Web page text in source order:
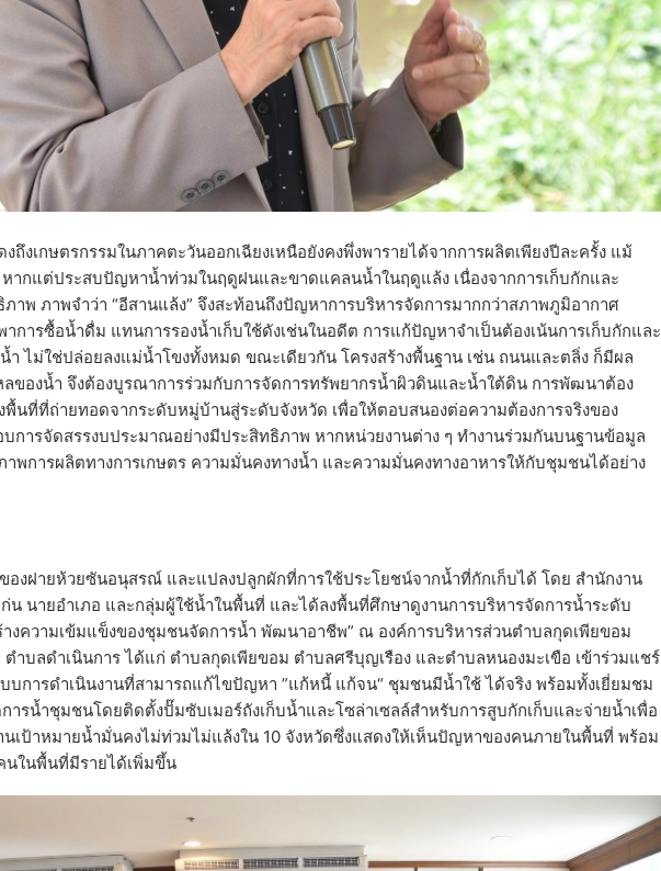
ถึงเกษตรกรรมในภาคตะวันออกเฉียงเหนือยังคงพึ่งพารายได้จากการผลิตเพียงปีละครั้ง แม้
ากแต่ประสบปัญหาน้ำท่วมในฤดูฝนและขาดแคลนน้ำในฤดูแล้ง เนื่องจากการเก็บกักและ
าพ ภาพจำว่า “อีสานแล้ง” จึงสะท้อนถึงปัญหาการบริหารจัดการมากกว่าสภาพภูมิอากาศ
ารซื้อน้ำดื่ม แทนการรองน้ำเก็บใช้ดังเช่นในอดีต การแก้ปัญหาจำเป็นต้องเน้นการเก็บกักและ
ไม่ใช่ปล่อยลงแม่น้ำโขงทั้งหมด ขณะเดียวกัน โครงสร้างพื้นฐาน เช่น ถนนและตลิ่ง ก็มีผล
ของน้ำ จึงต้องบูรณาการร่วมกับการจัดการทรัพยากรน้ำผิวดินและน้ำใต้ดิน การพัฒนาต้อง
นที่ที่ถ่ายทอดจากระดับหมู่บ้านสู่ระดับจังหวัด เพื่อให้ตอบสนองต่อความต้องการจริงของ
การจัดสรรงบประมาณอย่างมีประสิทธิภาพ หากหน่วยงานต่าง ๆ ทำงานร่วมกันบนฐานข้อมูล
าพการผลิตทางการเกษตร ความมั่นคงทางน้ำ และความมั่นคงทางอาหารให้กับชุมชนได้อย่าง
องฝายห้วยซันอนุสรณ์ และแปลงปลูกผักที่การใช้ประโยชน์จากน้ำที่กักเก็บได้ โดย สำนักงาน
น นายอำเภอ และกลุ่มผู้ใช้น้ำในพื้นที่ และได้ลงพื้นที่ศึกษาดูงานการบริหารจัดการน้ำระดับ
างความเข้มแข็งของชุมชนจัดการน้ำ พัฒนาอาชีพ” ณ องค์การบริหารส่วนตำบลกุดเพียขอม
บลดำเนินการ ได้แก่ ตำบลกุดเพียขอม ตำบลศรีบุญเรือง และตำบลหนองมะเขือ เข้าร่วมแชร์
การดำเนินงานที่สามารถแก้ไขปัญหา ”แก้หนี้ แก้จน“ ชุมชนมีน้ำใช้ ได้จริง พร้อมทั้งเยี่ยมชม
ารน้ำชุมชนโดยติดตั้งปั๊มซับเมอร์ถังเก็บน้ำและโซล่าเซลล์สำหรับการสูบกักเก็บและจ่ายน้ำเพื่อ
นเป้าหมายน้ำมั่นคงไม่ท่วมไม่แล้งใน 10 จังหวัดซึ่งแสดงให้เห็นปัญหาของคนภายในพื้นที่ พร้อม
ในพื้นที่มีรายได้เพิ่มขึ้น